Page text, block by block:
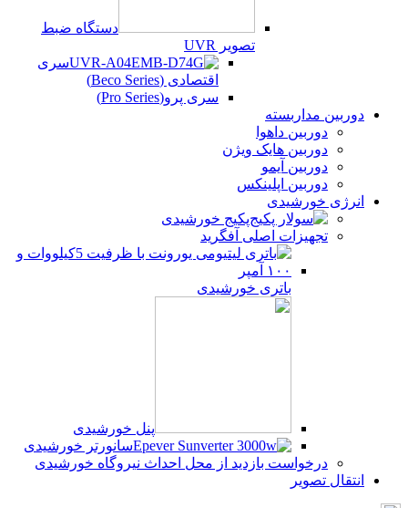
دستگاه ضبط
تصویر UVR
سری
اقتصادی (Beco Series)
سری پرو(Pro Series)
دوربین مداربسته
دوربین داهوا
دوربین هایک ویژن
دوربین آیمو
دوربین اپلینکس
انرژی خورشیدی
پکیج خورشیدی
تجهیزات اصلی آفگرید
باتری خورشیدی
پنل خورشیدی
سانورتر خورشیدی
درخواست بازدید از محل احداث نیروگاه خورشیدی
انتقال تصویر